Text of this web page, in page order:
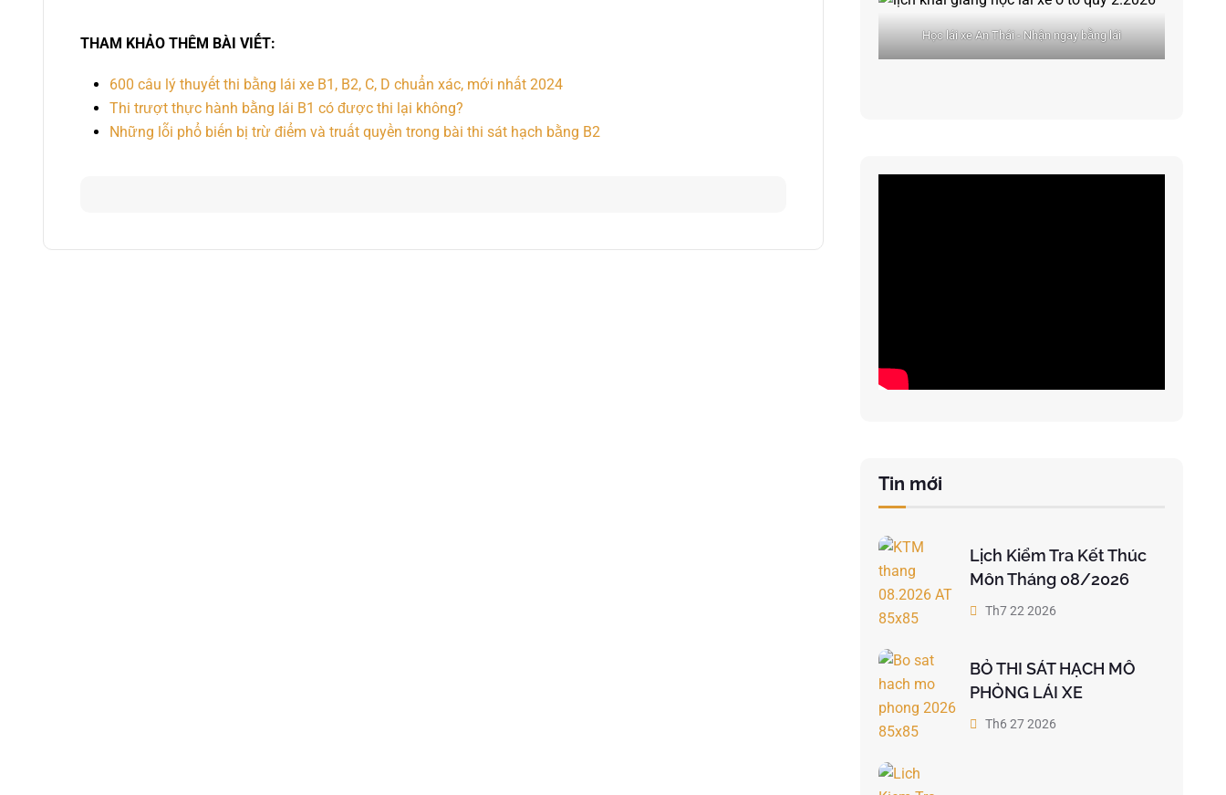
THAM KHẢO THÊM BÀI VIẾT:
600 câu lý thuyết thi bằng lái xe B1, B2, C, D chuẩn xác, mới nhất 2024
Thi trượt thực hành bằng lái B1 có được thi lại không?
Những lỗi phổ biến bị trừ điểm và truất quyền trong bài thi sát hạch bằng B2
Học lái xe An Thái - Nhận ngay bằng lái
Tin mới
Lịch Kiểm Tra Kết Thúc
Môn Tháng 08/2026
Th7 22 2026
BỎ THI SÁT HẠCH MÔ
PHỎNG LÁI XE
Th6 27 2026